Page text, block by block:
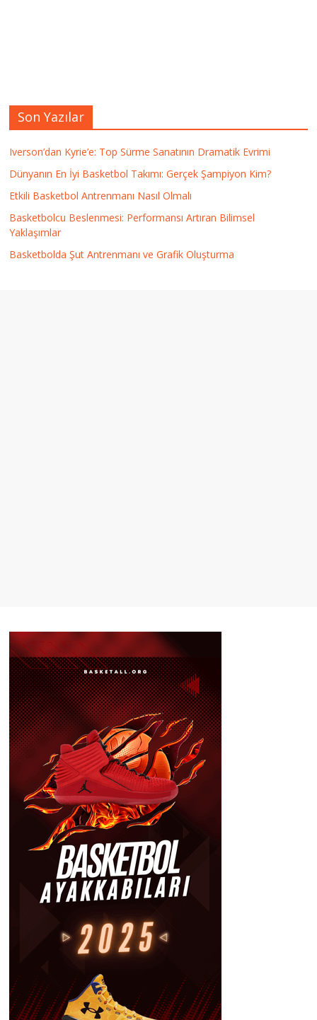
Son Yazılar
Iverson’dan Kyrie’e: Top Sürme Sanatının Dramatik Evrimi
Dünyanın En İyi Basketbol Takımı: Gerçek Şampiyon Kim?
Etkili Basketbol Antrenmanı Nasıl Olmalı
Basketbolcu Beslenmesi: Performansı Artıran Bilimsel
Yaklaşımlar
Basketbolda Şut Antrenmanı ve Grafik Oluşturma